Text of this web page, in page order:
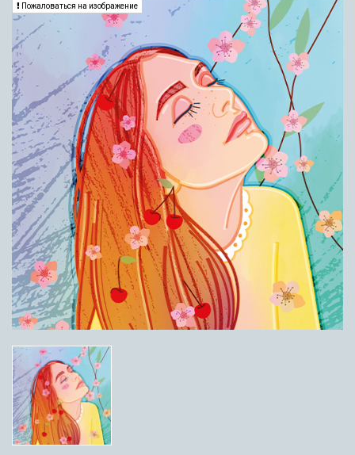
Пожаловаться на изображение